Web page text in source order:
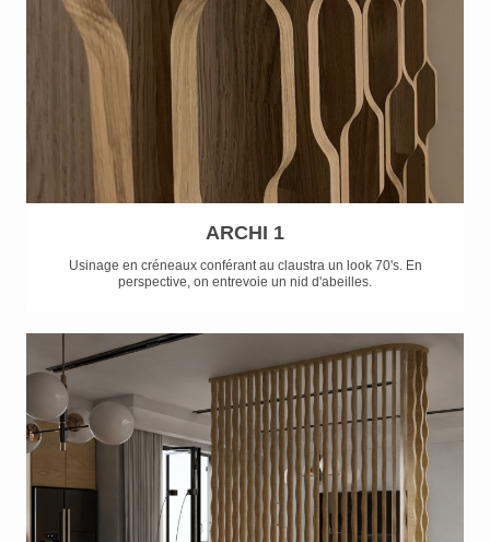
ARCHI 1
Usinage en créneaux conférant au claustra un look 70's. En
perspective, on entrevoie un nid d'abeilles.